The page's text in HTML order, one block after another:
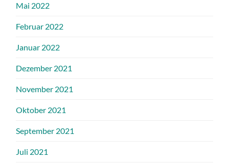
Mai 2022
Februar 2022
Januar 2022
Dezember 2021
November 2021
Oktober 2021
September 2021
Juli 2021